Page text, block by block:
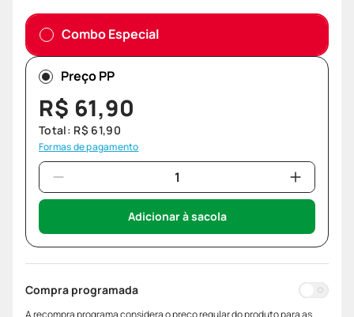
Combo Especial
Preço PP
R$ 61,90
Total: R$ 61,90
Formas de pagamento
Adicionar à sacola
Compra programada